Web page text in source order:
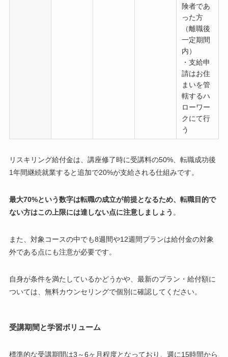
険者であ
った方
（離職後
一定期間
内）
・支給申
請はお住
まいを管
轄するハ
ローワー
クにて行
う
リスキリング給付金は、講座修了時に受講料の50%、転職成功後
1年間継続就業すると追加で20%が支給される仕組みです。
最大70%という数字は転職の成立が前提となるため、転職目的で
ない方はこの上限には達しない点に注意しましょう 。
また、対象コースの中でも8週間や12週間プランは給付金の対象
外である点にも注意が必要です。
自身が条件を満たしているかどうかや、最新のプラン・給付額に
ついては、無料カウンセリングで個別に確認してください。
受講期間と学習ボリューム
標準的な受講期間は3～6ヶ月程度となっており、週に15時間から